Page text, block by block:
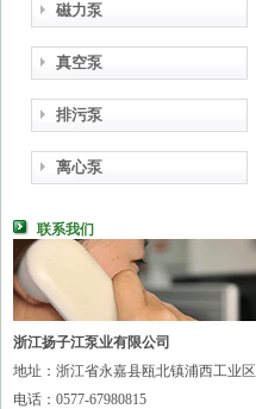
磁力泵
真空泵
排污泵
离心泵
联系我们
浙江扬子江泵业有限公司
地址：浙江省永嘉县瓯北镇浦西工业区
电话：0577-67980815